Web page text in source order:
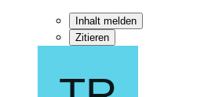
Inhalt melden
Zitieren